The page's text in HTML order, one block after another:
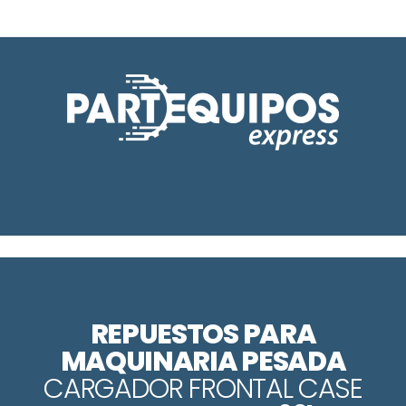
REPUESTOS PARA
MAQUINARIA PESADA
CARGADOR FRONTAL CASE